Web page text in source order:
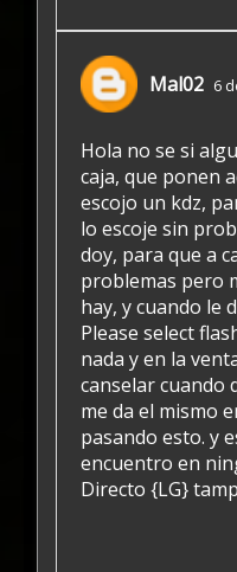
Mal02 6
Hola no se si
caja, que ponen
escojo un kdz,
lo escoje sin
doy, para que a
problemas pero
hay, y cuando le
Please select
nada y en la
canselar cuando
me da el mismo
pasando esto. y
encuentro en
Directo {LG}